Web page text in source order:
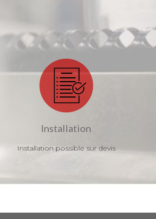
Installation
Installation possible sur devis